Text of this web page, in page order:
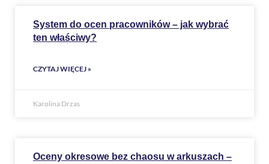
System do ocen pracowników – jak wybrać
ten właściwy?
CZYTAJ WIĘCEJ »
Karolina Drzas
Oceny okresowe bez chaosu w arkuszach –